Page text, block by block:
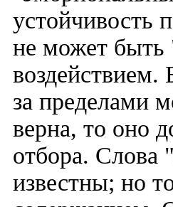
устойчивость
не может быть
воздействием.
за пределами
верна, то оно
отбора. Слова
известны; но